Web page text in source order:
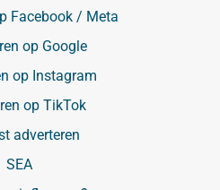
Facebook / Meta
op Google
op Instagram
op TikTok
adverteren
SEA